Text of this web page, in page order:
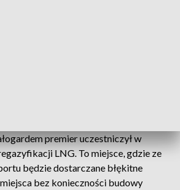
premier uczestniczył w
LNG. To miejsce, gdzie ze
będzie dostarczane błękitne
bez konieczności budowy